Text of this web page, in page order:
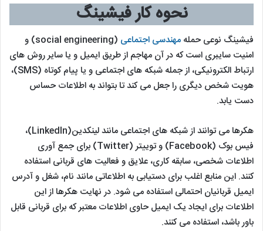
نحوه کار فیشینگ
فیشینگ نوعی حمله مهندسی اجتماعی
(social engineering) و
امنیت سایبری است که در آن مهاجم از طریق ایمیل و یا سایر روش های
ارتباط الکترونیکی، از جمله شبکه های اجتماعی و یا پیام کوتاه (SMS)،
هویت شخص دیگری را جعل می کند تا بتواند به اطلاعات حساس
دست یابد.
هکرها می توانند از شبکه های اجتماعی مانند لینکدین(LinkedIn)،
فیس بوک (Facebook) و توییتر (Twitter) برای جمع آوری
اطلاعات شخصی، سابقه کاری، علایق و فعالیت های قربانی استفاده
کنند. این منابع اغلب برای دستیابی به اطلاعاتی مانند نام، شغل و آدرس
ایمیل قربانیان احتمالی استفاده می شود. در نهایت هکرها از این
اطلاعات برای ایجاد یک ایمیل حاوی اطلاعات معتبر که برای قربانی قابل
باور باشد، استفاده می کنند.